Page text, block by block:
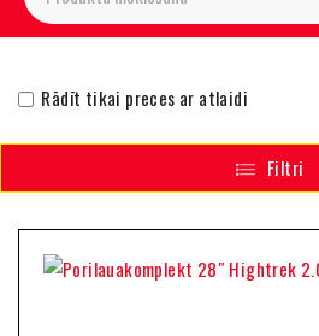
Rādīt tikai preces ar atlaidi
Filtri